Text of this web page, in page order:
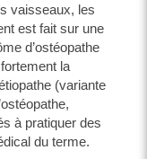
vaisseaux, les
est fait sur une
d’ostéopathe
la
(variante
à pratiquer des
du terme.